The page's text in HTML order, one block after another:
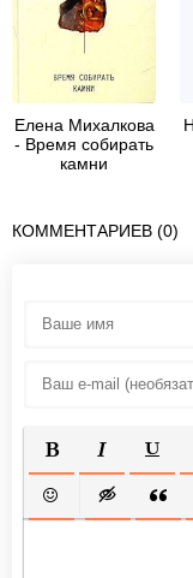
Елена Михалкова
- Время собирать
камни
КОММЕНТАРИЕВ (0)
ПОЛУЖИРНЫЙ
КУРСИВ
ВСТАВИТЬВСТАВКА